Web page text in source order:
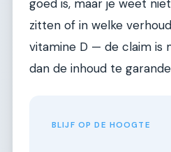
goed is, maar je weet
zitten of in welke
vitamine D — de claim is
dan de inhoud te
BLIJF OP DE HOOGTE